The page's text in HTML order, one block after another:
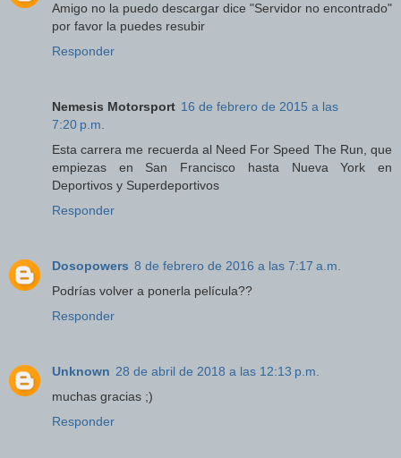
Amigo no la puedo descargar dice "Servidor no encontrado"
por favor la puedes resubir
Responder
Nemesis Motorsport 16 de febrero de 2015 a las
7:20 p.m.
Esta carrera me recuerda al Need For Speed The Run, que
empiezas en San Francisco hasta Nueva York en
Deportivos y Superdeportivos
Responder
Dosopowers 8 de febrero de 2016 a las 7:17 a.m.
Podrías volver a ponerla película??
Responder
Unknown 28 de abril de 2018 a las 12:13 p.m.
muchas gracias ;)
Responder